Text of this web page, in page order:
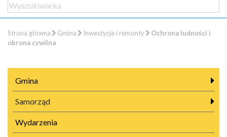
Strona główna Gmina Inwestycje i remonty
Ochrona ludności i
obrona cywilna
Gmina
Samorząd
Wydarzenia